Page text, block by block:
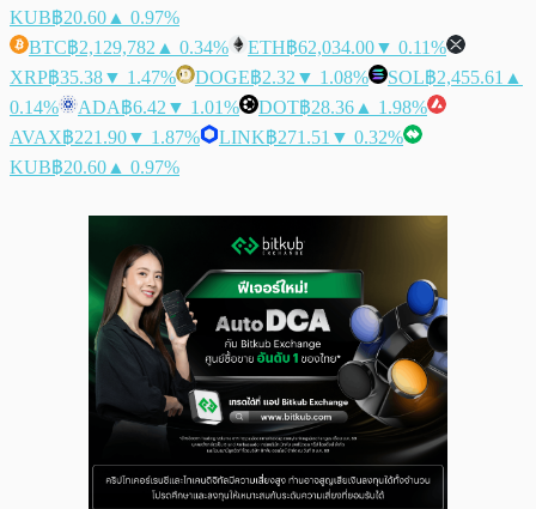
KUB฿20.60 ▲ 0.97%
BTC฿2,129,782 ▲ 0.34% ETH฿62,034.00▼ 0.11%
XRP฿35.38▼ 1.47% DOGE฿2.32 ▼ 1.08% SOL฿2,455.61 ▲
0.14%
ADA฿6.42 ▼ 1.01% DOT฿28.36 ▲ 1.98%
AVAX฿221.90▼ 1.87% LINK฿271.51 ▼ 0.32%
KUB฿20.60 ▲ 0.97%